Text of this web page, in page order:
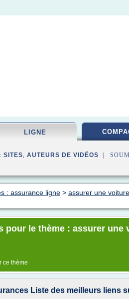
LIGNE
SITES, AUTEURS DE VIDÉOS |
: assurance ligne > assurer une
pour le thème : assurer une
ce thème
Liste des meilleurs liens